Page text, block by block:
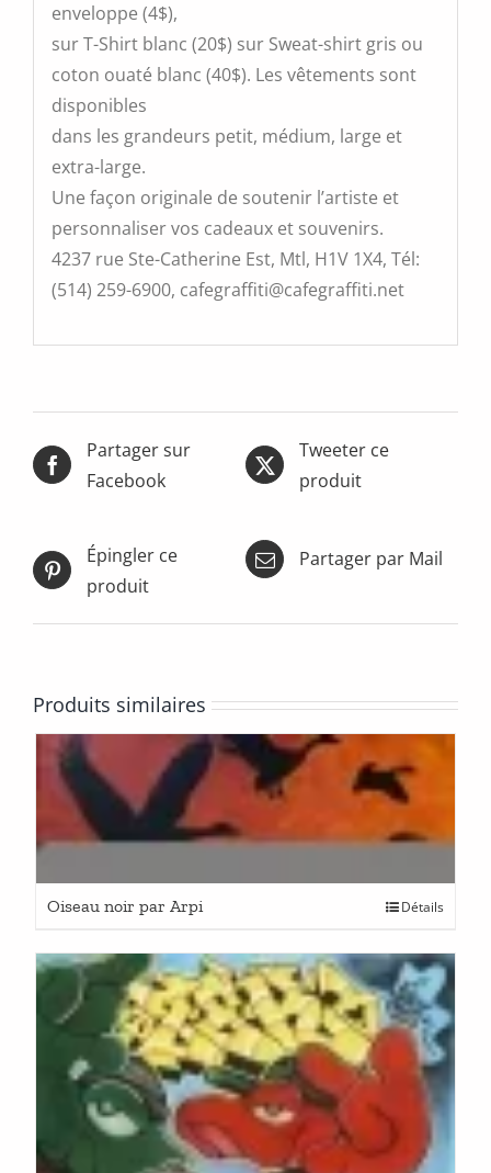
enveloppe (4$),
sur T-Shirt blanc (20$) sur Sweat-shirt gris ou
coton ouaté blanc (40$). Les vêtements sont
disponibles
dans les grandeurs petit, médium, large et
extra-large.
Une façon originale de soutenir l’artiste et
personnaliser vos cadeaux et souvenirs.
4237 rue Ste-Catherine Est, Mtl, H1V 1X4, Tél:
(514) 259-6900, cafegraffiti@cafegraffiti.net
Partager sur
Facebook
Tweeter ce
produit
Épingler ce
produit
Partager par Mail
Produits similaires
Oiseau noir par Arpi Détails